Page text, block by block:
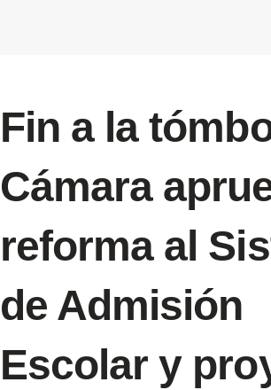
Fin a la
Cámara
reforma al
de Admisión
Escolar y